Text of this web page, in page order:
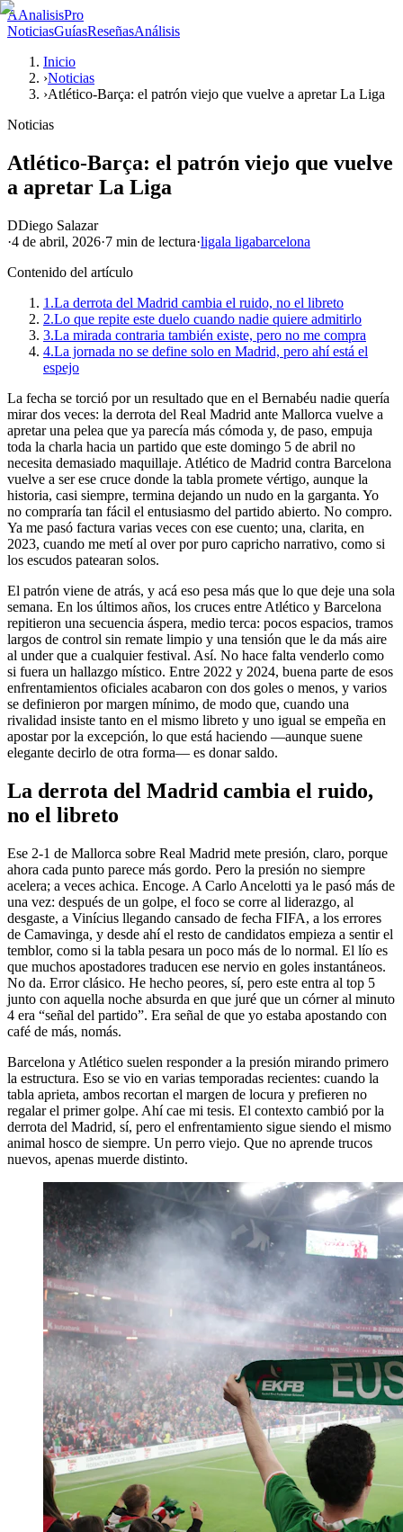
AAnalisisPro
NoticiasGuíasReseñasAnálisis
Inicio
›Noticias
›Atlético-Barça: el patrón viejo que vuelve a apretar La Liga
Noticias
Atlético-Barça: el patrón viejo que vuelve
a apretar La Liga
DDiego Salazar
·4 de abril, 2026·7 min de lectura·ligala ligabarcelona
Contenido del artículo
1.La derrota del Madrid cambia el ruido, no el libreto
2.Lo que repite este duelo cuando nadie quiere admitirlo
3.La mirada contraria también existe, pero no me compra
4.La jornada no se define solo en Madrid, pero ahí está el
espejo
La fecha se torció por un resultado que en el Bernabéu nadie quería
mirar dos veces: la derrota del Real Madrid ante Mallorca vuelve a
apretar una pelea que ya parecía más cómoda y, de paso, empuja
toda la charla hacia un partido que este domingo 5 de abril no
necesita demasiado maquillaje. Atlético de Madrid contra Barcelona
vuelve a ser ese cruce donde la tabla promete vértigo, aunque la
historia, casi siempre, termina dejando un nudo en la garganta. Yo
no compraría tan fácil el entusiasmo del partido abierto. No compro.
Ya me pasó factura varias veces con ese cuento; una, clarita, en
2023, cuando me metí al over por puro capricho narrativo, como si
los escudos patearan solos.
El patrón viene de atrás, y acá eso pesa más que lo que deje una sola
semana. En los últimos años, los cruces entre Atlético y Barcelona
repitieron una secuencia áspera, medio terca: pocos espacios, tramos
largos de control sin remate limpio y una tensión que le da más aire
al under que a cualquier festival. Así. No hace falta venderlo como
si fuera un hallazgo místico. Entre 2022 y 2024, buena parte de esos
enfrentamientos oficiales acabaron con dos goles o menos, y varios
se definieron por margen mínimo, de modo que, cuando una
rivalidad insiste tanto en el mismo libreto y uno igual se empeña en
apostar por la excepción, lo que está haciendo —aunque suene
elegante decirlo de otra forma— es donar saldo.
La derrota del Madrid cambia el ruido,
no el libreto
Ese 2-1 de Mallorca sobre Real Madrid mete presión, claro, porque
ahora cada punto parece más gordo. Pero la presión no siempre
acelera; a veces achica. Encoge. A Carlo Ancelotti ya le pasó más de
una vez: después de un golpe, el foco se corre al liderazgo, al
desgaste, a Vinícius llegando cansado de fecha FIFA, a los errores
de Camavinga, y desde ahí el resto de candidatos empieza a sentir el
temblor, como si la tabla pesara un poco más de lo normal. El lío es
que muchos apostadores traducen ese nervio en goles instantáneos.
No da. Error clásico. He hecho peores, sí, pero este entra al top 5
junto con aquella noche absurda en que juré que un córner al minuto
4 era “señal del partido”. Era señal de que yo estaba apostando con
café de más, nomás.
Barcelona y Atlético suelen responder a la presión mirando primero
la estructura. Eso se vio en varias temporadas recientes: cuando la
tabla aprieta, ambos recortan el margen de locura y prefieren no
regalar el primer golpe. Ahí cae mi tesis. El contexto cambió por la
derrota del Madrid, sí, pero el enfrentamiento sigue siendo el mismo
animal hosco de siempre. Un perro viejo. Que no aprende trucos
nuevos, apenas muerde distinto.